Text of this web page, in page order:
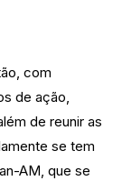
com
de ação,
de reunir as
se tem
AM, que se